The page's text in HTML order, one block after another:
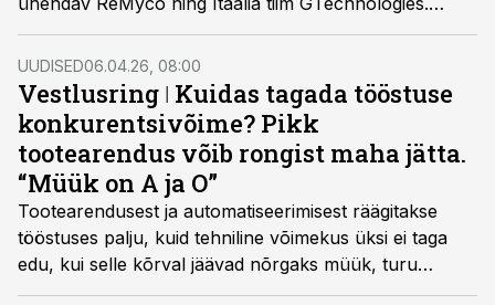
Mõlemad lahendused keskenduvad tekstiili- ja
poroloonijääkide väärindamisele, kuid lähenevad
probleemile eri suunast.
UUDISED06.04.26, 08:00
Vestlusring ǀ Kuidas tagada tööstuse
konkurentsivõime? Pikk
tootearendus võib rongist maha jätta.
“Müük on A ja O”
Tootearendusest ja automatiseerimisest räägitakse
tööstuses palju, kuid tehniline võimekus üksi ei taga
edu, kui selle kõrval jäävad nõrgaks müük, turu
tundmine ja võime toode kiiresti turule viia, leiti märtsis